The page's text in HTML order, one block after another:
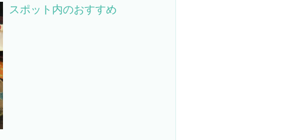
スポット内のおすすめ